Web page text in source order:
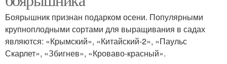
Боярышник признан подарком осени. Популярными
крупноплодными сортами для выращивания в садах
являются: «Крымский», «Китайский-2», «Паульс
Скарлет», «Збигнев», «Кроваво-красный».